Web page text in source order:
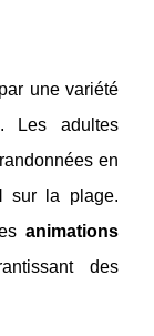
une variété
Les adultes
en
sur la plage.
animations
des